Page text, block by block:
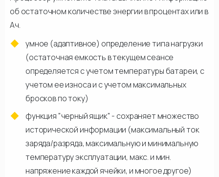
об остаточном количестве энергии в процентах или в
Ач.
умное (адаптивное) определение типа нагрузки
(остаточная емкость в текущем сеансе
определяется с учетом температуры батареи, с
учетом ее износа и с учетом максимальных
бросков по току)
функция "черный ящик" - сохраняет множество
исторической информации (максимальный ток
заряда/разряда, максимальную и минимальную
температуру эксплуатации, макс. и мин.
напряжение каждой ячейки, и многое другое)